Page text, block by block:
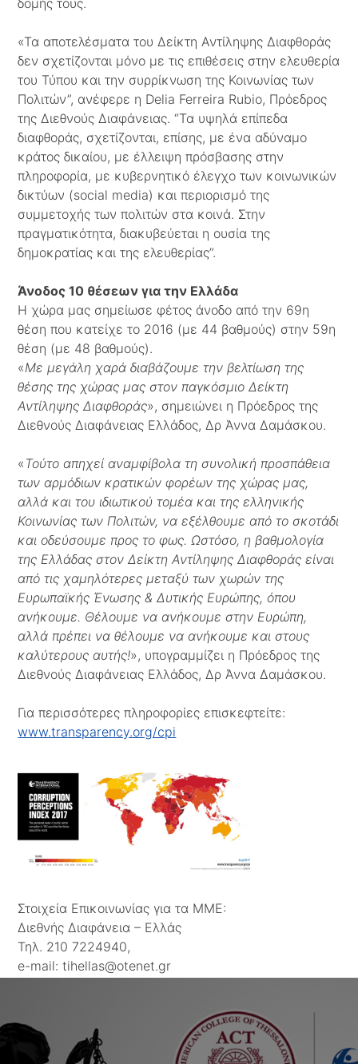
«Τα αποτελέσματα του Δείκτη Αντίληψης Διαφθοράς
δεν σχετίζονται μόνο με τις επιθέσεις στην ελευθερία
του Τύπου και την συρρίκνωση της Κοινωνίας των
Πολιτών”, ανέφερε η Delia Ferreira Rubio, Πρόεδρος
της Διεθνούς Διαφάνειας. “Τα υψηλά επίπεδα
διαφθοράς, σχετίζονται, επίσης, με ένα αδύναμο
κράτος δικαίου, με έλλειψη πρόσβασης στην
πληροφορία, με κυβερνητικό έλεγχο των κοινωνικών
δικτύων (social media) και περιορισμό της
συμμετοχής των πολιτών στα κοινά. Στην
πραγματικότητα, διακυβεύεται η ουσία της
δημοκρατίας και της ελευθερίας”.
Άνοδος 10 θέσεων για την Ελλάδα
Η χώρα μας σημείωσε φέτος άνοδο από την 69η
θέση που κατείχε το 2016 (με 44 βαθμούς) στην 59η
θέση (με 48 βαθμούς).
«Με μεγάλη χαρά διαβάζουμε την βελτίωση της
θέσης της χώρας μας στον παγκόσμιο Δείκτη
Αντίληψης Διαφθοράς», σημειώνει η Πρόεδρος της
Διεθνούς Διαφάνειας Ελλάδος, Δρ Άννα Δαμάσκου.
« Τούτο απηχεί αναμφίβολα τη συνολική προσπάθεια
των αρμόδιων κρατικών φορέων της χώρας μας,
αλλά και του ιδιωτικού τομέα και της ελληνικής
Κοινωνίας των Πολιτών, να εξέλθουμε από το σκοτάδι
και οδεύσουμε προς το φως. Ωστόσο, η βαθμολογία
της Ελλάδας στον Δείκτη Αντίληψης Διαφθοράς είναι
από τις χαμηλότερες μεταξύ των χωρών της
Ευρωπαϊκής Ένωσης & Δυτικής Ευρώπης, όπου
ανήκουμε. Θέλουμε να ανήκουμε στην Ευρώπη,
αλλά πρέπει να θέλουμε να ανήκουμε και στους
καλύτερους αυτής!», υπογραμμίζει η Πρόεδρος της
Διεθνούς Διαφάνειας Ελλάδος, Δρ Άννα Δαμάσκου.
Για περισσότερες πληροφορίες επισκεφτείτε:
www.transparency.org/cpi
Στοιχεία Επικοινωνίας για τα ΜΜΕ:
Διεθνής Διαφάνεια – Ελλάς
Τηλ. 210 7224940,
e-mail: tihellas@otenet.gr